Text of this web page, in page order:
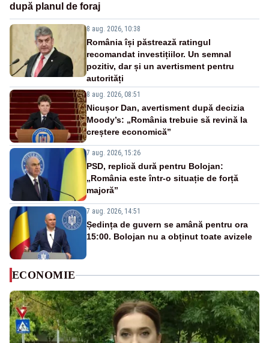
după planul de foraj
8 aug. 2026, 10:38
România își păstrează ratingul
recomandat investițiilor. Un semnal
pozitiv, dar și un avertisment pentru
autorități
8 aug. 2026, 08:51
Nicușor Dan, avertisment după decizia
Moody’s: „România trebuie să revină la
creștere economică”
7 aug. 2026, 15:26
PSD, replică dură pentru Bolojan:
„România este într-o situație de forță
majoră”
7 aug. 2026, 14:51
Ședința de guvern se amână pentru ora
15:00. Bolojan nu a obținut toate avizele
ECONOMIE